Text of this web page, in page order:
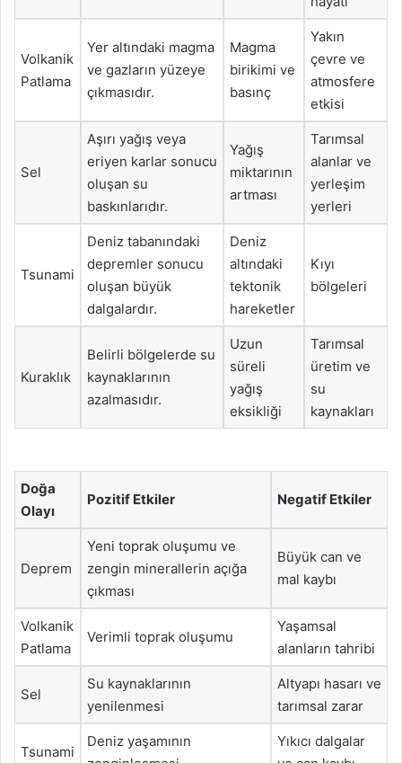
Volkanik
Patlama
Yer altındaki magma
ve gazların yüzeye
çıkmasıdır.
Magma
birikimi ve
basınç
Yakın
çevre ve
atmosfere
etkisi
Sel
Aşırı yağış veya
eriyen karlar sonucu
oluşan su
baskınlarıdır.
Yağış
miktarının
artması
Tarımsal
alanlar ve
yerleşim
yerleri
Tsunami
Deniz tabanındaki
depremler sonucu
oluşan büyük
dalgalardır.
Deniz
altındaki
tektonik
hareketler
Kıyı
bölgeleri
Kuraklık
Belirli bölgelerde su
kaynaklarının
azalmasıdır.
Uzun
süreli
yağış
eksikliği
Tarımsal
üretim ve
su
kaynakları
Doğa
Olayı
Pozitif Etkiler Negatif Etkiler
Deprem
Yeni toprak oluşumu ve
zengin minerallerin açığa
çıkması
Büyük can ve
mal kaybı
Volkanik
Patlama
Verimli toprak oluşumu
Yaşamsal
alanların tahribi
Sel
Su kaynaklarının
yenilenmesi
Altyapı hasarı ve
tarımsal zarar
Tsunami
Deniz yaşamının
Yıkıcı dalgalar